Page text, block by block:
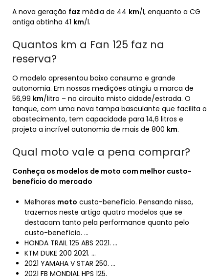
A nova geração faz média de 44 km/l, enquanto a CG
antiga obtinha 41 km/l.
Quantos km a Fan 125 faz na
reserva?
O modelo apresentou baixo consumo e grande
autonomia. Em nossas medições atingiu a marca de
56,99 km/litro – no circuito misto cidade/estrada. O
tanque, com uma nova tampa basculante que facilita o
abastecimento, tem capacidade para 14,6 litros e
projeta a incrível autonomia de mais de 800 km.
Qual moto vale a pena comprar?
Conheça os modelos de moto com melhor custo-
benefício do mercado
Melhores moto custo-benefício. Pensando nisso,
trazemos neste artigo quatro modelos que se
destacam tanto pela performance quanto pelo
custo-benefício. …
HONDA TRAIL 125 ABS 2021. …
KTM DUKE 200 2021. …
2021 YAMAHA V STAR 250. …
2021 FB MONDIAL HPS 125.